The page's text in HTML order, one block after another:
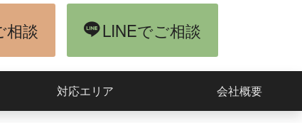
対応エリア 会社概要
相談 LINEでご相談